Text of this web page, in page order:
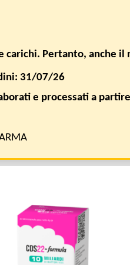
Pertanto, anche il
31/07/26
e processati a